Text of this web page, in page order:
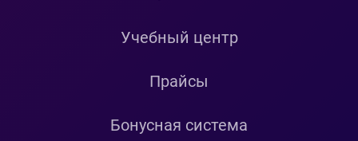
Учебный центр
Прайсы
Бонусная система